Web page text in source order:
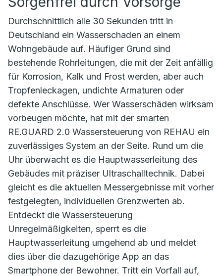
Durchschnittlich alle 30 Sekunden tritt in
Deutschland ein Wasserschaden an einem
Wohngebäude auf. Häufiger Grund sind
bestehende Rohrleitungen, die mit der Zeit anfällig
für Korrosion, Kalk und Frost werden, aber auch
Tropfenleckagen, undichte Armaturen oder
defekte Anschlüsse. Wer Wasserschäden wirksam
vorbeugen möchte, hat mit der smarten
RE.GUARD 2.0 Wassersteuerung von REHAU ein
zuverlässiges System an der Seite. Rund um die
Uhr überwacht es die Hauptwasserleitung des
Gebäudes mit präziser Ultraschalltechnik. Dabei
gleicht es die aktuellen Messergebnisse mit vorher
festgelegten, individuellen Grenzwerten ab.
Entdeckt die Wassersteuerung
Unregelmäßigkeiten, sperrt es die
Hauptwasserleitung umgehend ab und meldet
dies über die dazugehörige App an das
Smartphone der Bewohner. Tritt ein Vorfall auf,